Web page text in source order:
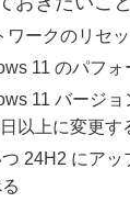
ワークのリセッ
11 のパフ
11 バージ
以上に変更す
24H2 にアッ